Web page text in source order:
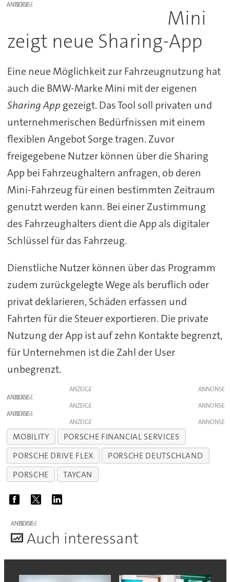
ANZEIGE
Mini
zeigt neue Sharing-App
Eine neue Möglichkeit zur Fahrzeugnutzung hat
auch die BMW-Marke Mini mit der eigenen
Sharing App gezeigt. Das Tool soll privaten und
unternehmerischen Bedürfnissen mit einem
flexiblen Angebot Sorge tragen. Zuvor
freigegebene Nutzer können über die Sharing
App bei Fahrzeughaltern anfragen, ob deren
Mini-Fahrzeug für einen bestimmten Zeitraum
genutzt werden kann. Bei einer Zustimmung
des Fahrzeughalters dient die App als digitaler
Schlüssel für das Fahrzeug.
Dienstliche Nutzer können über das Programm
zudem zurückgelegte Wege als beruflich oder
privat deklarieren, Schäden erfassen und
Fahrten für die Steuer exportieren. Die private
Nutzung der App ist auf zehn Kontakte begrenzt,
für Unternehmen ist die Zahl der User
unbegrenzt.
ANZEIGE
ANZEIGE
ANZEIGE
ANZEIGE
ANZEIGE
MOBILITY
PORSCHE FINANCIAL SERVICES
PORSCHE DRIVE FLEX
PORSCHE DEUTSCHLAND
PORSCHE
TAYCAN
ANZEIGE
Auch interessant